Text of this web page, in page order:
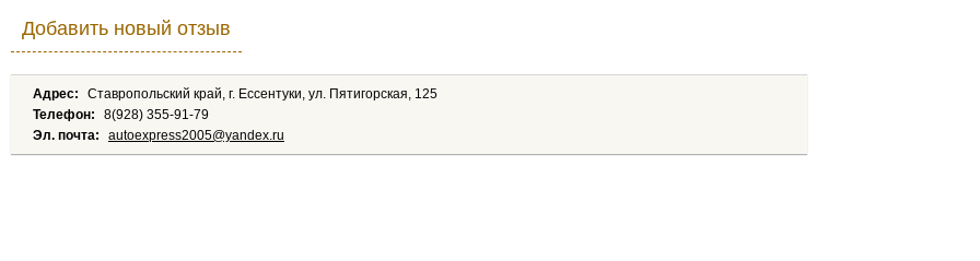
Добавить новый отзыв
Адрес:
Ставропольский край, г. Ессентуки, ул. Пятигорская, 125
Телефон:
8(928) 355-91-79
Эл. почта:
autoexpress2005@yandex.ru